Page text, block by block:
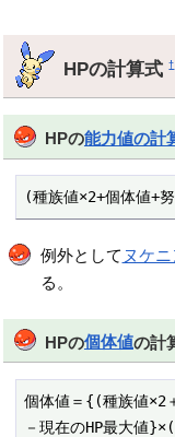
HPの計算式†
HPの能力値の計
(種族値×2+個体値+
例外として ヌケニ
る。
HPの個体値の計
個体値＝{(種族値×2
－現在のHP最大値